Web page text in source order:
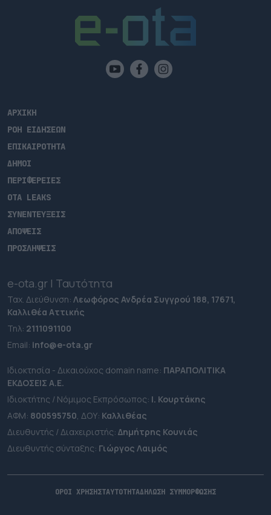
ΑΡΧΙΚΗ
ΡΟΗ ΕΙΔΗΣΕΩΝ
ΕΠΙΚΑΙΡΟΤΗΤΑ
ΔΗΜΟΙ
ΠΕΡΙΦΕΡΕΙΕΣ
OTA LEAKS
ΣΥΝΕΝΤΕΥΞΕΙΣ
ΑΠΟΨΕΙΣ
ΠΡΟΣΛΗΨΕΙΣ
e-ota.gr | Ταυτότητα
Ταχ. Διεύθυνση: Λεωφόρος Ανδρέα Συγγρού 188, 17671,
Καλλιθέα Αττικής
Τηλ: 2111091100
Εmail: info@e-ota.gr
Ιδιοκτησία - Δικαιούχος domain name: ΠΑΡΑΠΟΛΙΤΙΚΑ
ΕΚΔΟΣΕΙΣ A.E.
Ιδιοκτήτης / Νόμιμος Εκπρόσωπος: Ι. Κουρτάκης
ΑΦΜ: 800595750, ΔΟΥ: Καλλιθέας
Διευθυντής / Διαχειριστής: Δημήτρης Κουνιάς
Διευθυντής σύνταξης: Γιώργος Λαιμός
ΟΡΟΙ ΧΡΗΣΗΣΤΑΥΤΟΤΗΤΑΔΗΛΩΣΗ ΣΥΜΜΟΡΦΩΣΗΣ